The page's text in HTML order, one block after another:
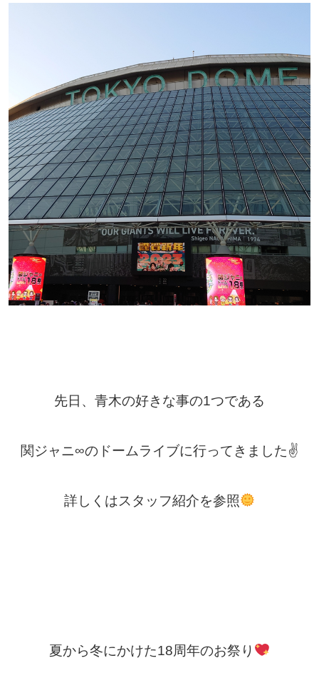
先日、青木の好きな事の1つである
関ジャニ∞のドームライブに行ってきました✌
詳しくはスタッフ紹介を参照
夏から冬にかけた18周年のお祭り